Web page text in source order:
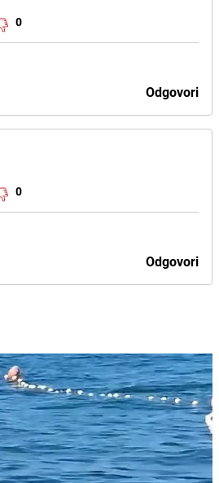
0
Odgovori
0
Odgovori